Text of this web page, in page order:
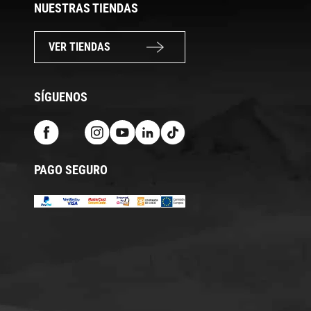
NUESTRAS TIENDAS
VER TIENDAS
SÍGUENOS
PAGO SEGURO